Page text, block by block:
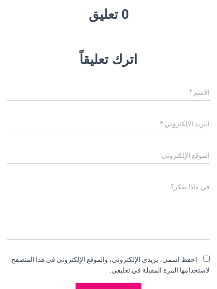
0 تعليق
اترك تعليقاً
الاسم *
البريد الإلكتروني *
الموقع الإلكتروني
في ماذا تفكر؟
احفظ اسمي، بريدي الإلكتروني، والموقع الإلكتروني في هذا المتصفح
لاستخدامها المرة المقبلة في تعليقي.